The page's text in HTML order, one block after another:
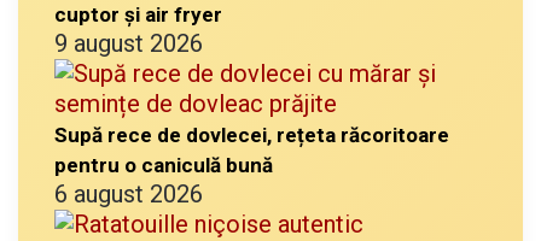
cuptor și air fryer
9 august 2026
Supă rece de dovlecei, rețeta răcoritoare
pentru o caniculă bună
6 august 2026